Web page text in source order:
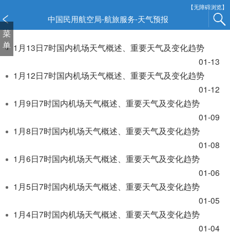
【无障碍浏览】
中国民用航空局-航旅服务-天气预报
菜
单 1月13日7时国内机场天气概述、重要天气及变化趋势
01-13
1月12日7时国内机场天气概述、重要天气及变化趋势
01-12
1月9日7时国内机场天气概述、重要天气及变化趋势
01-09
1月8日7时国内机场天气概述、重要天气及变化趋势
01-08
1月6日7时国内机场天气概述、重要天气及变化趋势
01-06
1月5日7时国内机场天气概述、重要天气及变化趋势
01-05
1月4日7时国内机场天气概述、重要天气及变化趋势
01-04
窗
口
打
开
障
说
面,
Alt
打